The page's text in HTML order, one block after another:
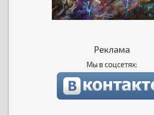
Реклама
Мы в соцсетях: